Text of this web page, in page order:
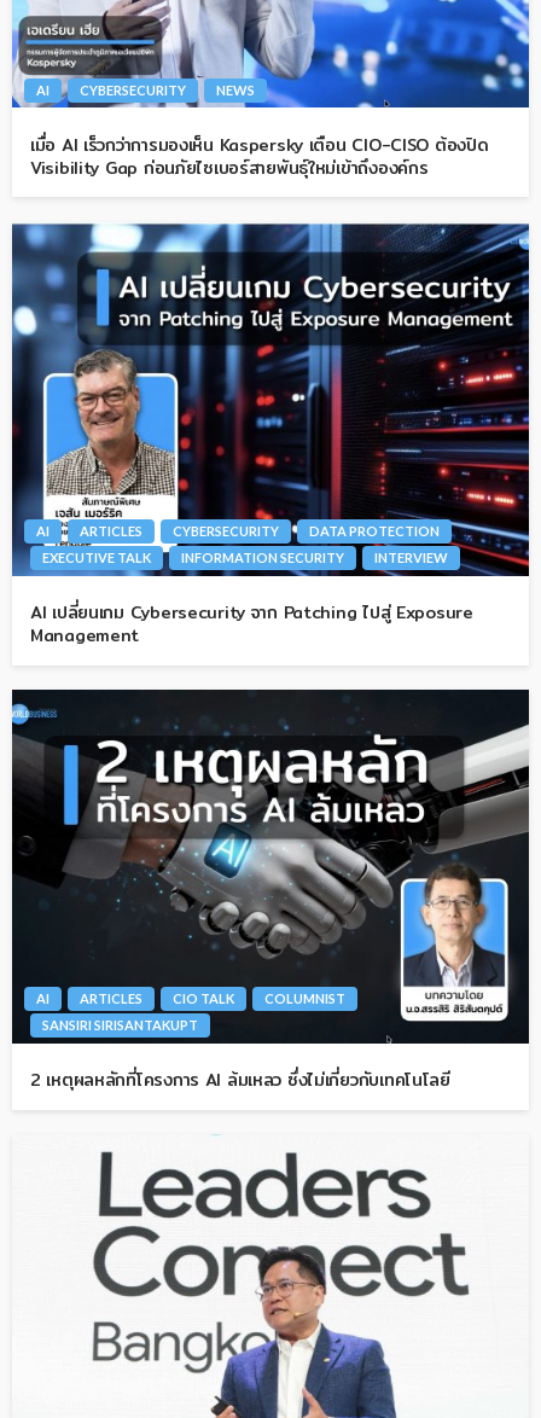
AI CYBERSECURITY NEWS
เมื่อ AI เร็วกว่าการมองเห็น Kaspersky เตือน CIO-CISO ต้องปิด
Visibility Gap ก่อนภัยไซเบอร์สายพันธุ์ใหม่เข้าถึงองค์กร
AI ARTICLES CYBERSECURITY
DATA PROTECTION
EXECUTIVE TALK
INFORMATION SECURITY INTERVIEW
AI เปลี่ยนเกม Cybersecurity จาก Patching ไปสู่ Exposure
Management
AI ARTICLES CIO TALK
COLUMNIST
SANSIRI SIRISANTAKUPT
2 เหตุผลหลักที่โครงการ AI ล้มเหลว ซึ่งไม่เกี่ยวกับเทคโนโลยี